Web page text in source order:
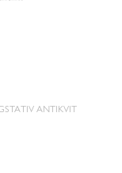
ANTIKVIT